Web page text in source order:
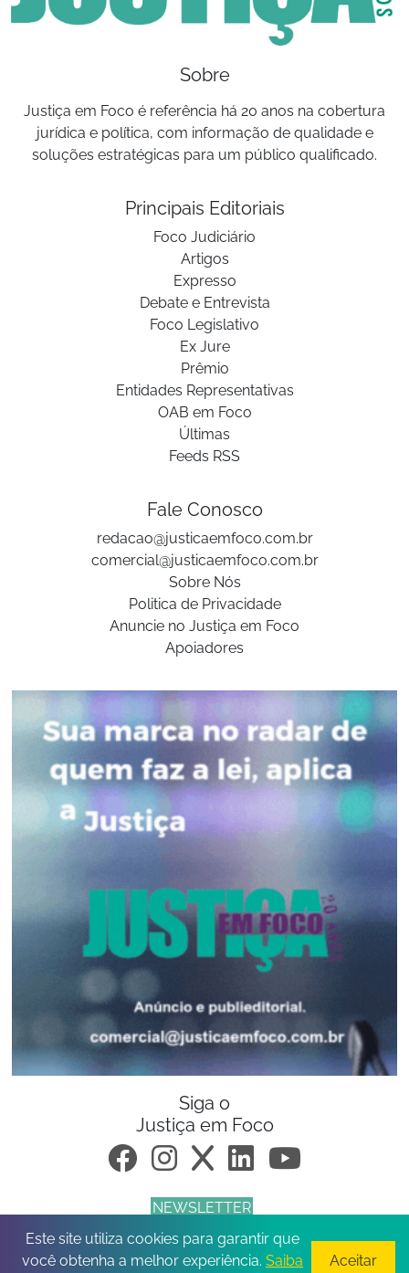
Sobre
Justiça em Foco é referência há 20 anos na cobertura
jurídica e política, com informação de qualidade e
soluções estratégicas para um público qualificado.
Principais Editoriais
Foco Judiciário
Artigos
Expresso
Debate e Entrevista
Foco Legislativo
Ex Jure
Prêmio
Entidades Representativas
OAB em Foco
Últimas
Feeds RSS
Fale Conosco
redacao@justicaemfoco.com.br
comercial@justicaemfoco.com.br
Sobre Nós
Politica de Privacidade
Anuncie no Justiça em Foco
Apoiadores
Siga o
Justiça em Foco
NEWSLETTER
© 2026 Todos os direitos reservados.
Este site utiliza cookies para garantir que
você obtenha a melhor experiência. Saiba Aceitar